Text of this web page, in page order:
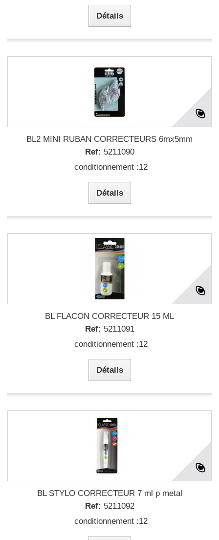
Détails
BL2 MINI RUBAN CORRECTEURS 6mx5mm
Ref: 5211090
conditionnement :12
Détails
BL FLACON CORRECTEUR 15 ML
Ref: 5211091
conditionnement :12
Détails
BL STYLO CORRECTEUR 7 ml p metal
Ref: 5211092
conditionnement :12